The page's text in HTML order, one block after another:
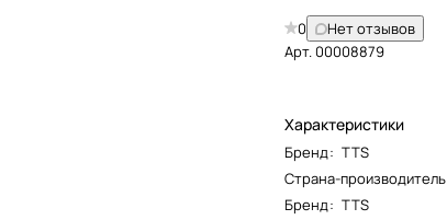
0
Нет отзывов
Арт.00008879
Характеристики
Бренд: TTS
Страна-производитель
Бренд: TTS